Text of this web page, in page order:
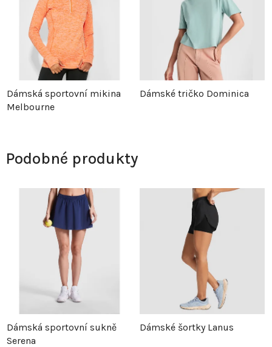
Dámská sportovní mikina
Melbourne
Dámské tričko Dominica
Podobné produkty
Dámská sportovní sukně
Serena
Dámské šortky Lanus